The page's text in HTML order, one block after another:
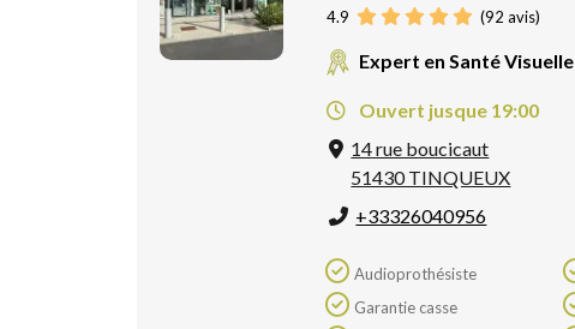
4.9 (92 avis)
Expert en Santé Visuelle
Ouvert jusque 19:00
14 rue boucicaut
51430 TINQUEUX
+33326040956
Audioprothésiste
Garantie casse